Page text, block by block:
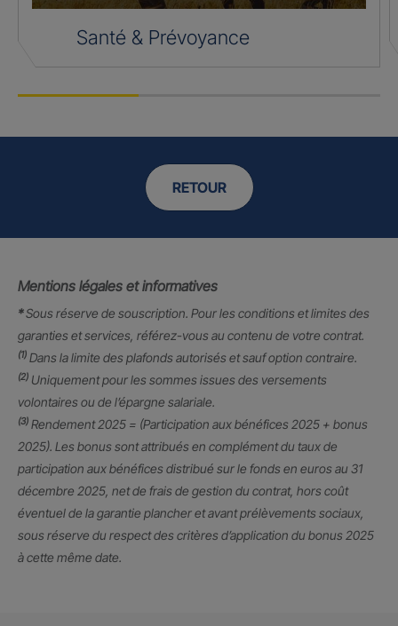
Santé & Prévoyance
RETOUR
Mentions légales et informatives
*Sous réserve de souscription. Pour les conditions et limites des
garanties et services, référez-vous au contenu de votre contrat.
(1) Dans la limite des plafonds autorisés et sauf option contraire.
(2) Uniquement pour les sommes issues des versements
volontaires ou de l’épargne salariale.
(3) Rendement 2025 = (Participation aux bénéfices 2025 + bonus
2025). Les bonus sont attribués en complément du taux de
participation aux bénéfices distribué sur le fonds en euros au 31
décembre 2025, net de frais de gestion du contrat, hors coût
éventuel de la garantie plancher et avant prélèvements sociaux,
sous réserve du respect des critères d’application du bonus 2025
à cette même date.